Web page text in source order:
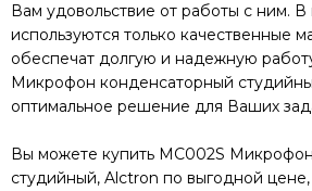
Вам удовольствие от работы с ним. В
используются только качественные
обеспечат долгую и надежную
Микрофон конденсаторный
оптимальное решение для Ваших
Вы можете купить MC002S
студийный, Alctron по выгодной